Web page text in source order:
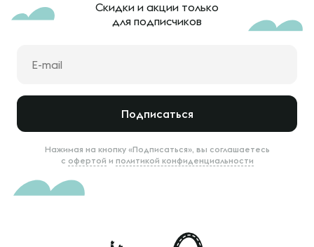
Скидки и акции только
для подписчиков
Подписаться
Нажимая на кнопку «Подписаться», вы соглашаетесь
с офертой и политикой конфиденциальности